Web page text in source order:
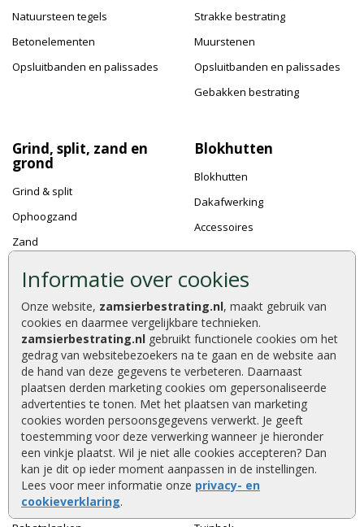
Informatie over cookies
Onze website, zamsierbestrating.nl, maakt gebruik van
cookies en daarmee vergelijkbare technieken.
zamsierbestrating.nl gebruikt functionele cookies om het
gedrag van websitebezoekers na te gaan en de website aan
de hand van deze gegevens te verbeteren. Daarnaast
plaatsen derden marketing cookies om gepersonaliseerde
advertenties te tonen. Met het plaatsen van marketing
cookies worden persoonsgegevens verwerkt. Je geeft
toestemming voor deze verwerking wanneer je hieronder
een vinkje plaatst. Wil je niet alle cookies accepteren? Dan
kan je dit op ieder moment aanpassen in de instellingen.
Lees voor meer informatie onze privacy- en
cookieverklaring.
Natuursteen tegels
Betonelementen
Opsluitbanden en palissades
Strakke bestrating
Muurstenen
Opsluitbanden en palissades
Gebakken bestrating
Grind, split, zand en
grond
Grind & split
Ophoogzand
Zand
Halfverharding
Graszoden
Kunstgras
Blokhutten
Blokhutten
Dakafwerking
Accessoires
Tuinhout
Hout
Tuinpalen
Regels en liggers
Schuttingplanken
Schutting
Hout beton schutting
Tuinschermen
Tuindeuren